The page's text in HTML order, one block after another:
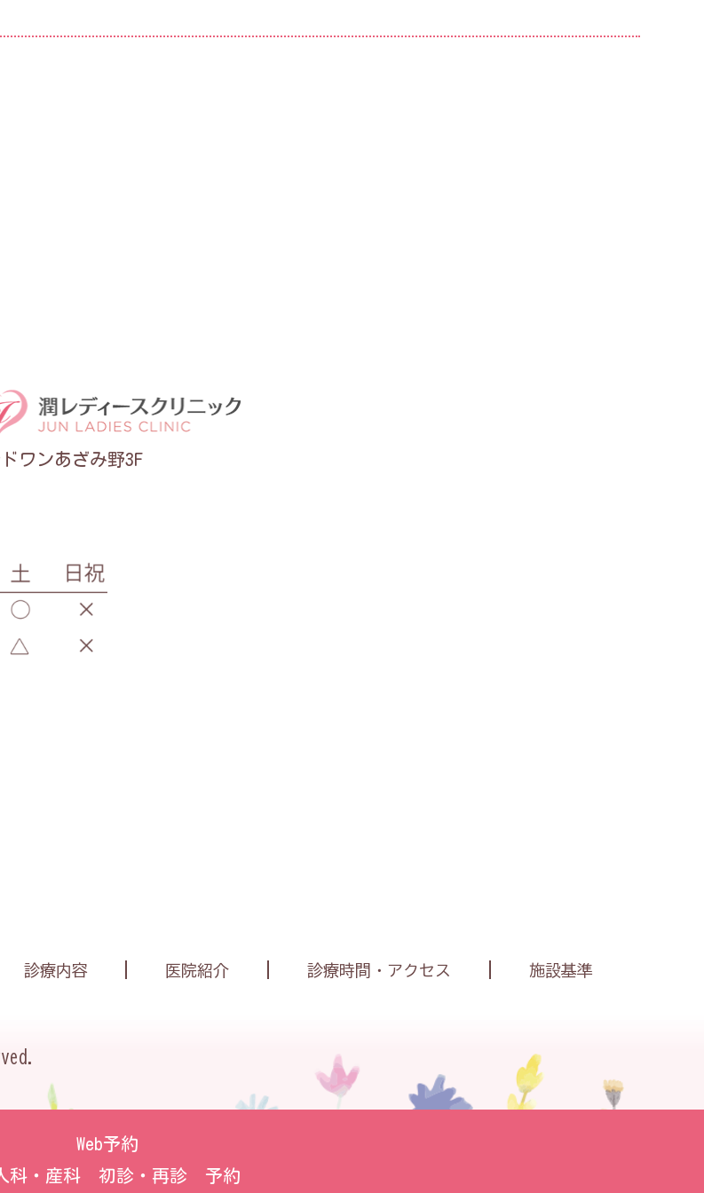
ワンあざみ野3F
診療内容 医院紹介 診療時間・アクセス 施設基準
Web予約
科・産科 初診・再診 予約